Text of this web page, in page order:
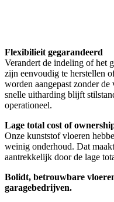
Flexibilieit gegarandeerd
Verandert de indeling of het
zijn eenvoudig te herstellen
worden aangepast zonder
snelle uitharding blijft
operationeel.
Lage total cost of
Onze kunststof vloeren
weinig onderhoud. Dat
aantrekkelijk door de lage
Bolidt, betrouwbare
garagebedrijven.